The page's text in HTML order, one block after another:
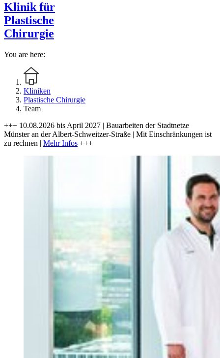
Klinik für
Plastische
Chirurgie
You are here:
Kliniken
Plastische Chirurgie
Team
+++ 10.08.2026 bis April 2027 | Bauarbeiten der Stadtnetze
Münster an der Albert-Schweitzer-Straße | Mit Einschränkungen ist
zu rechnen | Mehr Infos +++